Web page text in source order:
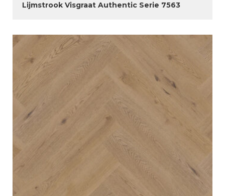
Lijmstrook Visgraat Authentic Serie 7563